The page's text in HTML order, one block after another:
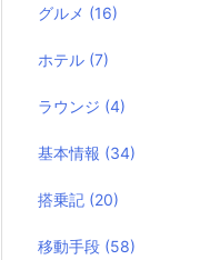
グルメ (16)
ホテル (7)
ラウンジ (4)
基本情報 (34)
搭乗記 (20)
移動手段 (58)